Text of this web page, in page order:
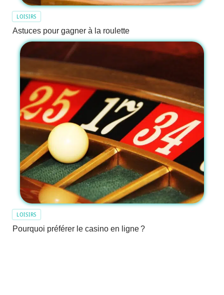
LOISIRS
Astuces pour gagner à la roulette
LOISIRS
Pourquoi préférer le casino en ligne ?